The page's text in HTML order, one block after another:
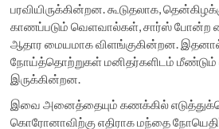
பரவியிருக்கின்றன. கூடுதலாக,
காணப்படும் வெளவால்கள், சார்ஸ் போன்ற
ஆதார மையமாக விளங்குகின்றன.
நோய்த்தொற்றுகள் மனிதர்களிடம் மீண்டும்
இருக்கின்றன.
இவை அனைத்தையும் கணக்கில்
கொரோனாவிற்கு எதிராக மந்தை